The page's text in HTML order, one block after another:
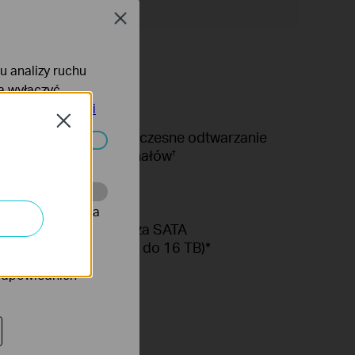
Jednoczesne odtwarzanie
16 kanałów†
2 złącza SATA
(każde do 16 TB)*
Close
analizy ruchu
prywatności
co umożliwia
reklamowych
Close